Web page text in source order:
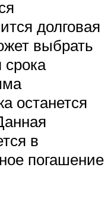
долговая
выбрать
останется
в
погашение